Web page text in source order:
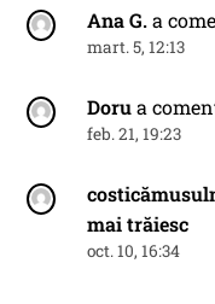
Ana G.a
mart. 5, 12:13
Dorua
feb. 21, 19:23
mai trăiesc
oct. 10, 16:34